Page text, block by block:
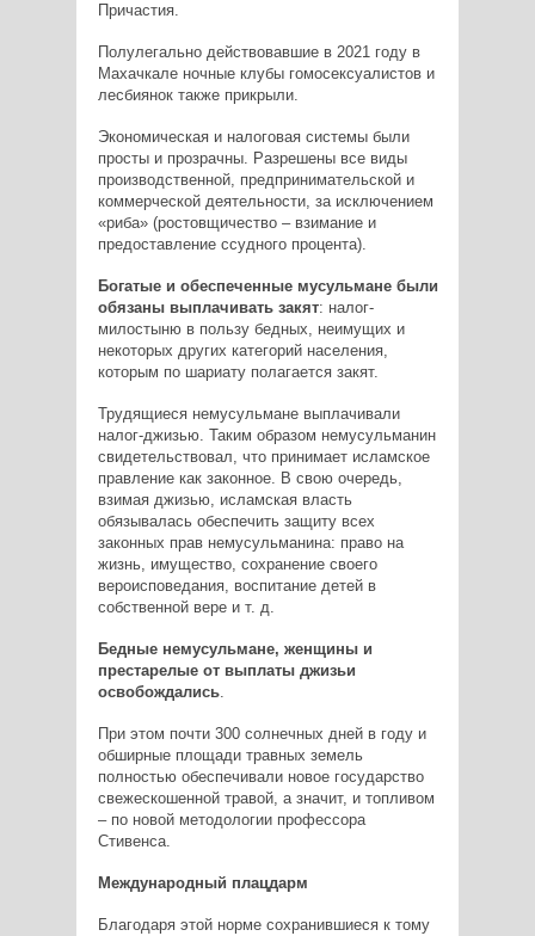
Причастия.
Полулегально действовавшие в 2021 году в
Махачкале ночные клубы гомосексуалистов и
лесбиянок также прикрыли.
Экономическая и налоговая системы были
просты и прозрачны. Разрешены все виды
производственной, предпринимательской и
коммерческой деятельности, за исключением
«риба» (ростовщичество – взимание и
предоставление ссудного процента).
Богатые и обеспеченные мусульмане были
обязаны выплачивать закят: налог­-
милостыню в пользу бедных, неимущих и
некоторых других категорий населения,
которым по шариату полагается закят.
Трудящиеся немусульмане выплачивали
налог­-джизью. Таким образом немусульманин
свидетельствовал, что принимает исламское
правление как законное. В свою очередь,
взимая джизью, исламская власть
обязывалась обеспечить защиту всех
законных прав немусульманина: право на
жизнь, имущество, сохранение своего
вероисповедания, воспитание детей в
собственной вере и т. д.
Бедные немусульмане, женщины и
престарелые от выплаты джизьи
освобождались.
При этом почти 300 солнечных дней в году и
обширные площади травных земель
полностью обеспечивали новое государство
свежескошенной травой, а значит, и топливом
– по новой методологии профессора
Стивенса.
Международный плацдарм
Благодаря этой норме сохранившиеся к тому